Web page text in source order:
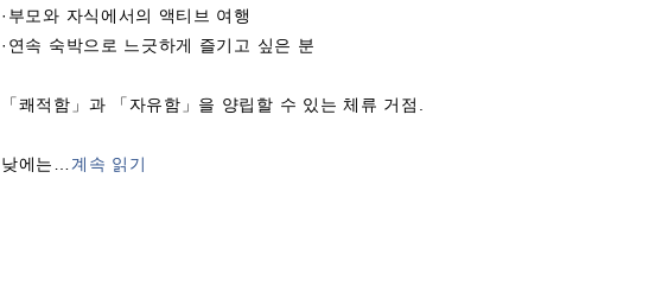
·부모와 자식에서의 액티브 여행
·연속 숙박으로 느긋하게 즐기고 싶은 분
「쾌적함」과 「자유함」을 양립할 수 있는 체류 거점.
낮에는 계속 읽기